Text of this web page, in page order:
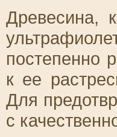
Древесина,
постепенно
к ее
Для
с